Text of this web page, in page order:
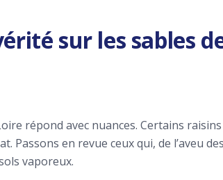
sur les sables
répond avec nuances. Certains raisins
Passons en revue ceux qui, de l’aveu des
vaporeux.